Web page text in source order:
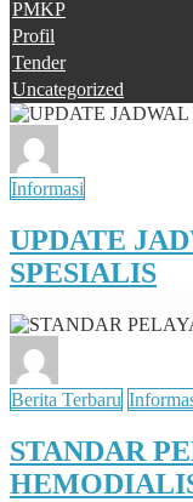
PMKP
Profil
Tender
Uncategorized
Informasi
UPDATE
SPESIALIS
Berita Terbaru
STANDAR